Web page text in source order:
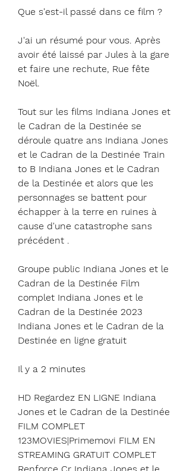
Que s'est-il passé dans ce film ?
J'ai un résumé pour vous. Après
avoir été laissé par Jules à la gare
et faire une rechute, Rue fête
Noël.
Tout sur les films Indiana Jones et
le Cadran de la Destinée se
déroule quatre ans Indiana Jones
et le Cadran de la Destinée Train
to B Indiana Jones et le Cadran
de la Destinée et alors que les
personnages se battent pour
échapper à la terre en ruines à
cause d'une catastrophe sans
précédent .
Groupe public Indiana Jones et le
Cadran de la Destinée Film
complet Indiana Jones et le
Cadran de la Destinée 2023
Indiana Jones et le Cadran de la
Destinée en ligne gratuit
Il y a 2 minutes
HD Regardez EN LIGNE Indiana
Jones et le Cadran de la Destinée
FILM COMPLET
123MOVIES|Primemovi FILM EN
STREAMING GRATUIT COMPLET